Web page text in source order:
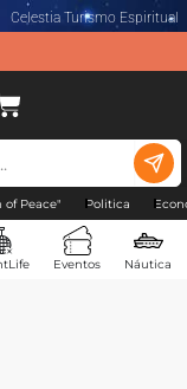
Celestia Turismo Espiritual
Peace" Politica
Eventos Náutica